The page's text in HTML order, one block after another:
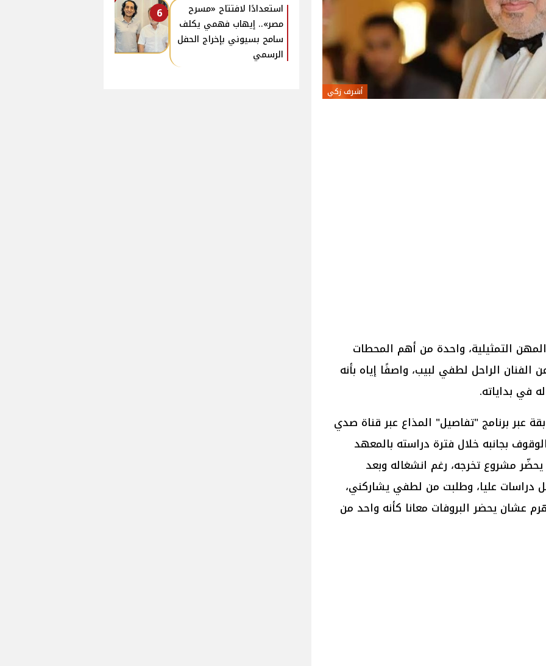
أشرف زكي
التمثيلية، واحدة من أهم المحطات
الراحل لطفي لبيب، واصفًا إياه بأنه
في بداياته.
عبر برنامج "تفاصيل" المذاع عبر قناة صدي
بجانبه خلال فترة دراسته بالمعهد
مشروع تخرجه، رغم انشغاله وبعد
دراسات عليا، وطلبت من لطفي يشاركني،
عشان يحضر البروفات معانا كأنه واحد من
6
استعدادًا لافتتاح «مسرح
مصر».. إيهاب فهمي يكلف
سامح بسيوني بإخراج الحفل
الرسمي